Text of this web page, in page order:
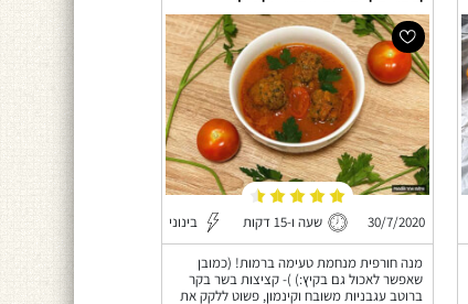
30/7/2020 שעה ו-15 דקות בינוני
מנה חורפית מנחמת טעימה ברמות! (כמובן
שאפשר לאכול גם בקיץ:) )- קציצות בשר בקר
ברוטב עגבניות משובח וקינמון, פשוט ללקק את